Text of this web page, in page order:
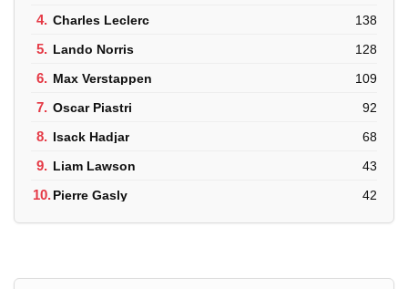
4. Charles Leclerc 138
5. Lando Norris 128
6. Max Verstappen 109
7. Oscar Piastri 92
8. Isack Hadjar 68
9. Liam Lawson 43
10.Pierre Gasly 42